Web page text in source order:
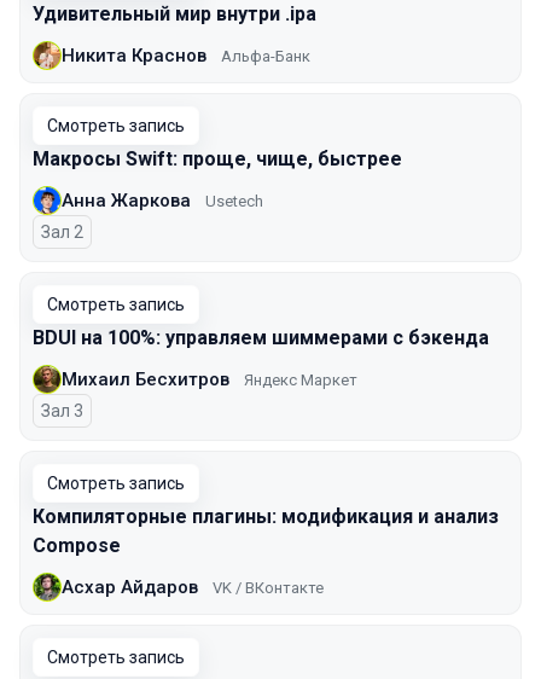
Удивительный мир внутри .ipa
Никита Краснов Альфа-Банк
Смотреть запись
Макросы Swift: проще, чище, быстрее
Анна Жаркова Usetech
Зал 2
Смотреть запись
BDUI на 100%: управляем шиммерами с бэкенда
Михаил Бесхитров Яндекс Маркет
Зал 3
Смотреть запись
Компиляторные плагины: модификация и анализ
Сompose
Асхар Айдаров VK / ВКонтакте
Смотреть запись